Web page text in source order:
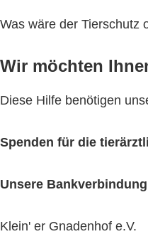
Was wäre der Tierschutz
Wir möchten
Diese Hilfe benötigen
Spenden für die
Unsere
Klein' er Gnadenhof e.V.